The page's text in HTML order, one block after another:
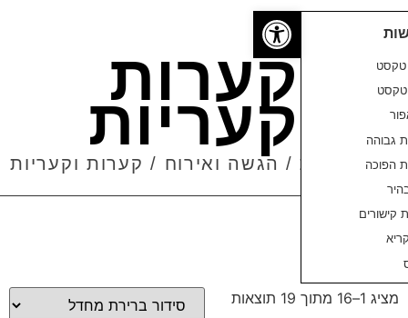
קערות
/הגשה ואירוח/ קערות וקעריות
פתח סרגל נגישות